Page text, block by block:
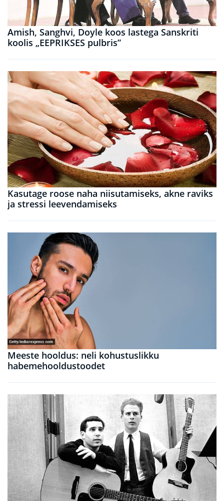
Amish, Sanghvi, Doyle koos lastega Sanskriti
koolis „EEPRIKSES pulbris”
Kasutage roose naha niisutamiseks, akne raviks
ja stressi leevendamiseks
Meeste hooldus: neli kohustuslikku
habemehooldustoodet